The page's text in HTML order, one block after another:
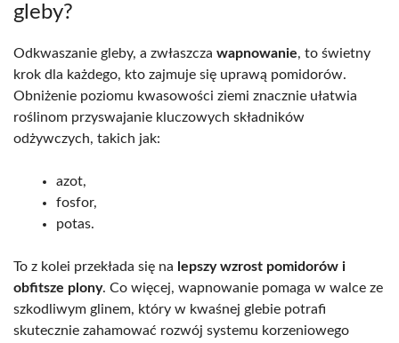
gleby?
Odkwaszanie gleby, a zwłaszcza wapnowanie, to świetny
krok dla każdego, kto zajmuje się uprawą pomidorów.
Obniżenie poziomu kwasowości ziemi znacznie ułatwia
roślinom przyswajanie kluczowych składników
odżywczych, takich jak:
azot,
fosfor,
potas.
To z kolei przekłada się na lepszy wzrost pomidorów i
obfitsze plony. Co więcej, wapnowanie pomaga w walce ze
szkodliwym glinem, który w kwaśnej glebie potrafi
skutecznie zahamować rozwój systemu korzeniowego